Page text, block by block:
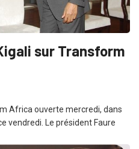
sur Transform
Africa ouverte mercredi, dans
vendredi. Le président Faure